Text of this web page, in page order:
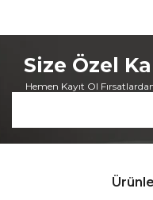
Size Özel
Hemen Kayıt Ol